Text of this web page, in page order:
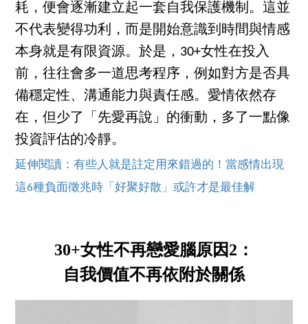
耗，便會逐漸建立起一套自我保護機制。這並
不代表變得功利，而是開始意識到時間與情感
本身就是有限資源。於是，30+女性在投入
前，往往會多一道思考程序，例如對方是否具
備穩定性、溝通能力與責任感。愛情依然存
在，但少了「先愛再說」的衝動，多了一點像
投資評估的冷靜。
延伸閱讀：有些人就是註定用來錯過的！當感情出現
這6種負面徵兆時「好聚好散」或許才是最佳解
30+女性不再戀愛腦原因2：
自我價值不再依附於關係